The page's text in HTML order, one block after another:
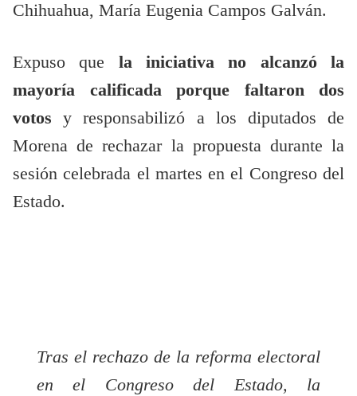
Chihuahua, María Eugenia Campos Galván.
Expuso que la iniciativa no alcanzó la
mayoría calificada porque faltaron dos
votos y responsabilizó a los diputados de
Morena de rechazar la propuesta durante la
sesión celebrada el martes en el Congreso del
Estado.
Tras el rechazo de la reforma electoral
en el Congreso del Estado, la